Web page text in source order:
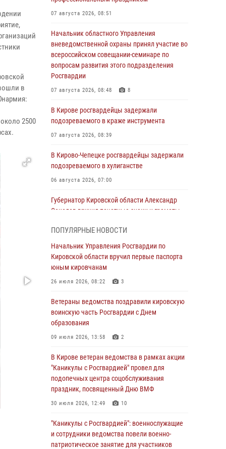
в
2500
07 августа 2026, 08:51
Начальник областного Управления
вневедомственной охраны принял участие во
всероссийском совещании-семинаре по
вопросам развития этого подразделения
Росгвардии
07 августа 2026, 08:48 8
В Кирове росгвардейцы задержали
подозреваемого в краже инструмента
07 августа 2026, 08:39
В Кирово-Чепецке росгвардейцы задержали
подозреваемого в хулиганстве
06 августа 2026, 07:00
Губернатор Кировской области Александр
Соколов вручил почетные знаки и грамоты
В Кирове росгвардейцы задержали
подозреваемую в сбыте поддельной купюры
04 августа 2026, 09:30
В Кирове росгвардейцы задержали
подозреваемого в грабеже
03 августа 2026, 09:01
ведомства приняли участие в митинге в
честь Дня воздушно-десантных войск
03 августа 2026, 08:45 8
В Кирове росгвардейцы задержали
02 августа 2026, 07:00
1 августа – День дежурной службы войск
ПОПУЛЯРНЫЕ НОВОСТИ
Начальник Управления Росгвардии по
Кировской области вручил первые паспорта
юным кировчанам
26 июля 2026, 08:22 3
Ветераны ведомства поздравили кировскую
воинскую часть Росгвардии с Днем
образования
09 июля 2026, 13:58 2
В Кирове ветеран ведомства в рамках акции
"Каникулы с Росгвардией" провел для
подопечных центра соцобслуживания
праздник, посвященный Дню ВМФ
30 июля 2026, 12:49 10
"Каникулы с Росгвардией": военнослужащие
и сотрудники ведомства повели военно-
патриотическое занятие для участников